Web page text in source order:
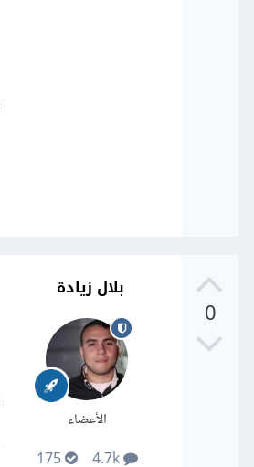
0
بلال زيادة
الأعضاء
4.7k
175